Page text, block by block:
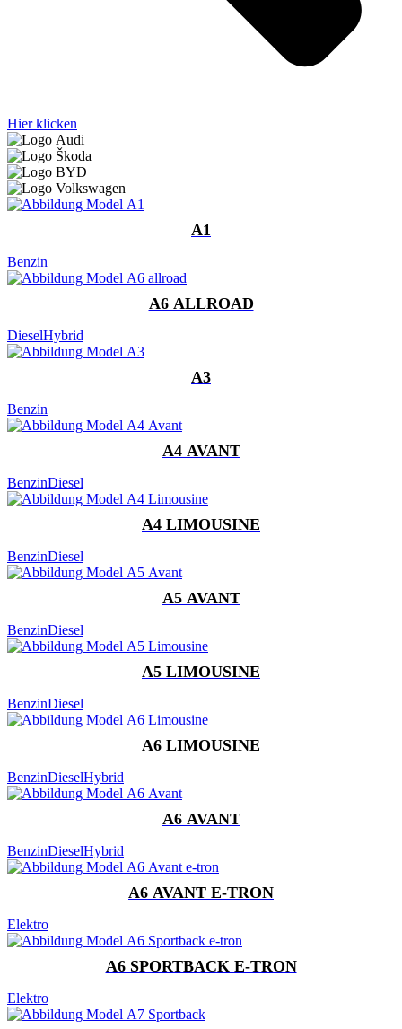
Hier klicken
A1
Benzin
A6 ALLROAD
DieselHybrid
A3
Benzin
A4 AVANT
BenzinDiesel
A4 LIMOUSINE
BenzinDiesel
A5 AVANT
BenzinDiesel
A5 LIMOUSINE
BenzinDiesel
A6 LIMOUSINE
BenzinDieselHybrid
A6 AVANT
BenzinDieselHybrid
A6 AVANT E-TRON
Elektro
A6 SPORTBACK E-TRON
Elektro